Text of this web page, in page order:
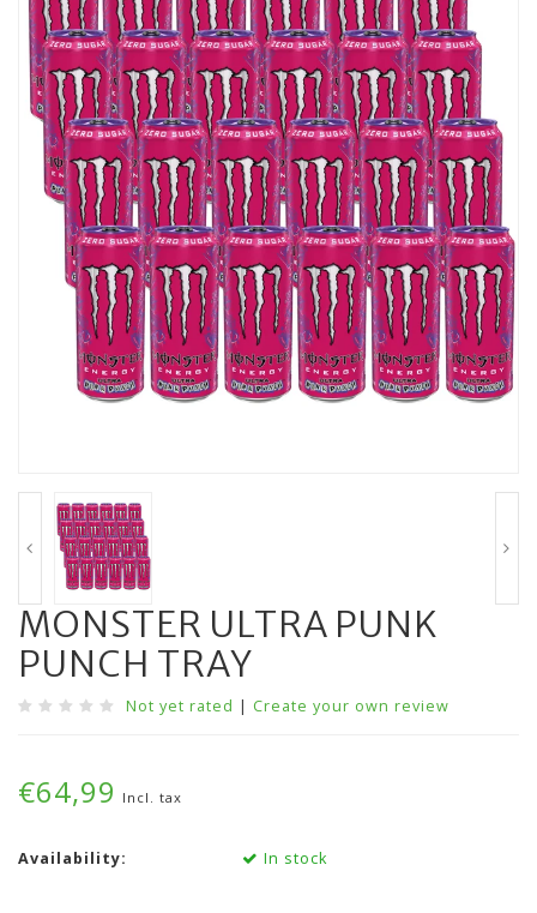
MONSTER ULTRA PUNK
PUNCH TRAY
Not yet rated | Create your own review
€64,99 Incl. tax
Availability: In stock